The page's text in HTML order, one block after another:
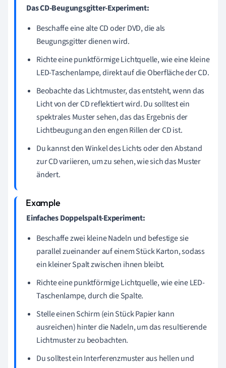
Das CD-Beugungsgitter-Experiment:
Beschaffe eine alte CD oder DVD, die als
Beugungsgitter dienen wird.
Richte eine punktförmige Lichtquelle, wie eine kleine
LED-Taschenlampe, direkt auf die Oberfläche der CD.
Beobachte das Lichtmuster, das entsteht, wenn das
Licht von der CD reflektiert wird. Du solltest ein
spektrales Muster sehen, das das Ergebnis der
Lichtbeugung an den engen Rillen der CD ist.
Du kannst den Winkel des Lichts oder den Abstand
zur CD variieren, um zu sehen, wie sich das Muster
ändert.
Einfaches Doppelspalt-Experiment:
Beschaffe zwei kleine Nadeln und befestige sie
parallel zueinander auf einem Stück Karton, sodass
ein kleiner Spalt zwischen ihnen bleibt.
Richte eine punktförmige Lichtquelle, wie eine LED-
Taschenlampe, durch die Spalte.
Stelle einen Schirm (ein Stück Papier kann
ausreichen) hinter die Nadeln, um das resultierende
Lichtmuster zu beobachten.
Du solltest ein Interferenzmuster aus hellen und